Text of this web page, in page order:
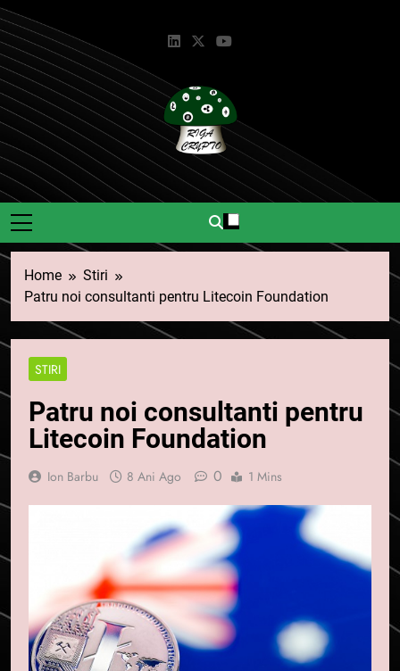
Skip
to
content
Riga Crypto
Știri Și Informații Despre
Criptomonede.
Home
Stiri
Patru noi consultanti pentru Litecoin Foundation
STIRI
Patru noi consultanti pentru
Litecoin Foundation
Ion Barbu 8 Ani Ago 0 1 Mins